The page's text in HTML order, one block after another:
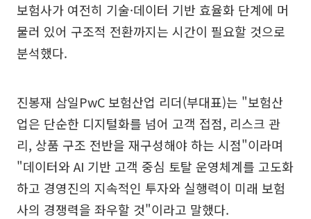
보험사가 여전히 기술·데이터 기반 효율화 단계에 머
물러 있어 구조적 전환까지는 시간이 필요할 것으로
분석했다.
진봉재 삼일PwC 보험산업 리더(부대표)는 "보험산
업은 단순한 디지털화를 넘어 고객 접점, 리스크 관
리, 상품 구조 전반을 재구성해야 하는 시점"이라며
"데이터와 AI 기반 고객 중심 토탈 운영체계를 고도화
하고 경영진의 지속적인 투자와 실행력이 미래 보험
사의 경쟁력을 좌우할 것"이라고 말했다.